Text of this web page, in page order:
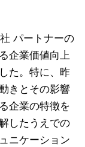
パートナーの
企業価値向上
た。特に、昨
きとその影響
企業の特徴を
したうえでの
ニケーション